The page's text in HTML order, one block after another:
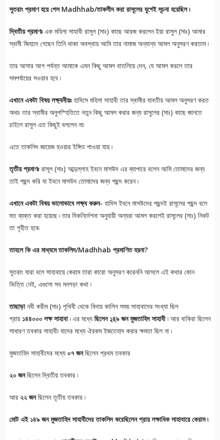
সুতরাং প্রমাণ হয়ে গেল Madhhab/তাকলীদ করা রাসূলের যুগেই সূচনা হয়েছিল ৷
দ্বিতীয় প্রমাণঃ এক মহিলা সাহাবী রাসূল (সাঃ) কাছে আরজ করলেন ইয়া রাসুল (সাঃ) আমার
স্বামী জিহাদে গেছেন তিনি থাকা অবস্থায় আমি তার নামাজ অন্যান্য আমল অনুসরণ করতাম ৷
তার আসার আগ পর্যন্ত আমাকে এমন কিছু আমল বাতলিয়ে দেন, যে আমল করলে তার
সমপর্যায়ের সওয়াব হবে ৷
এখানে একটা বিষয় লক্ষ্যনীয়ঃ হাদিসে মহিলা সাহাবী তার স্বামীর যাবতীয় আমল অনুসরণ করত
অথচ তার স্বামীর অনুপস্হিতিতে নতুন কিছু আমল করার জন্য রাসুলের (সাঃ) কাছে জানতে
চাইলে রাসুল এত কিছুই বললেন না৷
এতে তাকলিদ জায়েজ হওয়ার ইঙ্গিত পাওয়া যায় ৷
তৃতীয় প্রমাণঃরাসূল (সাঃ) আব্দুল্লাহ ইবনে মাসউদ এর ব্যাপারে বলেন আমি তোমাদের জন্য
তাই পছন্দ করি যা ইবনে মাসউদ তোমাদের জন্য পছন্দ করেন ৷
এখানে একটা বিষয় ভালোভাবে লক্ষ্য করুন- হাদিস ইবনে মাসউদের পছন্দই রাসূলের পছন্দ বলে
মত ব্যক্ত করা হয়েছে ৷ তার দিকনির্দেশনা অনুযায়ী অন্যরা আমল করলেই রাসূলের (সাঃ) নিকট
তা গৃহীত হবে৷
তাহলে কি এর মাধ্যমে তাকলিদ/Madhhab প্রমাণিত হয়না?
সুতরাং যারা বলে সাহাবায়ে কেরাম তারা কারো অনুসরণ করেননি আসলে এই কথার কোন
ভিত্তি নেই, এগুলো সব মনগড়া কথা ৷
তাছাড়ানবী করীম (সাঃ) পৃথিবী থেকে বিদায় কালিন সময় সাহাবাদের সংখ্যা ছিল
প্রায় ১৪৪০০০ লক্ষ সাহাবা৷ এর মধ্যে ছিলেন ১্৪্‌৯ জন মুজতাহিদ সাহাবী৷ আর বাকিরা ছিলেন
সাধারণ তবকার সাহাবী৷ যাদের মধ্যে ঐরকম ইজতেহাদ করার ক্ষমতা ছিল না ৷
মুজতাহিদ সাহাবীদের মধ্যে ০৭ জনছিলেন প্রথম তবকার
২০ জনছিলেন দ্বিতীয় তবকার ৷
আর ২২ জনছিলেন তৃতীয় তবকার ৷
মোট এই ১৪৯ জন মুজতাহিদ সাহাবীদের তাকলিদ করেছিলেন প্রায় লক্ষাধিক সাহাবায়ে কেরাম ৷